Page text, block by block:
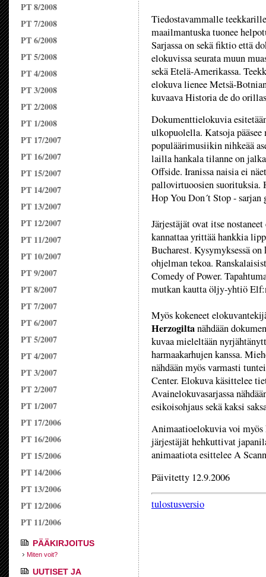
PT 8/2008
PT 7/2008
PT 6/2008
PT 5/2008
PT 4/2008
PT 3/2008
PT 2/2008
PT 1/2008
PT 17/2007
PT 16/2007
PT 15/2007
PT 14/2007
PT 13/2007
PT 12/2007
PT 11/2007
PT 10/2007
PT 9/2007
PT 8/2007
PT 7/2007
PT 6/2007
PT 5/2007
PT 4/2007
PT 3/2007
PT 2/2007
PT 1/2007
PT 17/2006
PT 16/2006
PT 15/2006
PT 14/2006
PT 13/2006
PT 12/2006
PT 11/2006
PÄÄKIRJOITUS
Miten voit?
UUTISET JA
Tiedostavammalle
maailmantuska tuonee
Sarjassa on sekä fiktio että
elokuvissa seurata muun
sekä Etelä-Amerikassa.
elokuva lienee Metsä-
kuvaava Historia de do
Dokumenttielokuvia
ulkopuolella. Katsoja pääsee
populäärimusiikin nihkeää
lailla hankala tilanne on
Offside. Iranissa naisia ei
pallovirtuoosien suorituksia.
Hop You Don´t Stop -
Järjestäjät ovat itse
kannattaa yrittää hankkia
Bucharest. Kysymyksessä
ohjelman tekoa.
Comedy of Power.
mutkan kautta öljy-yhtiö
Myös kokeneet
Herzogiltanähdään
kuvaa mieleltään
harmaakarhujen kanssa.
nähdään myös varmasti
Center. Elokuva käsittelee
Avainelokuvasarjassa
esikoisohjaus sekä kaksi
Animaatioelokuvia voi myös
järjestäjät hehkuttivat
animaatiota esittelee A
Päivitetty 12.9.2006
tulostusversio